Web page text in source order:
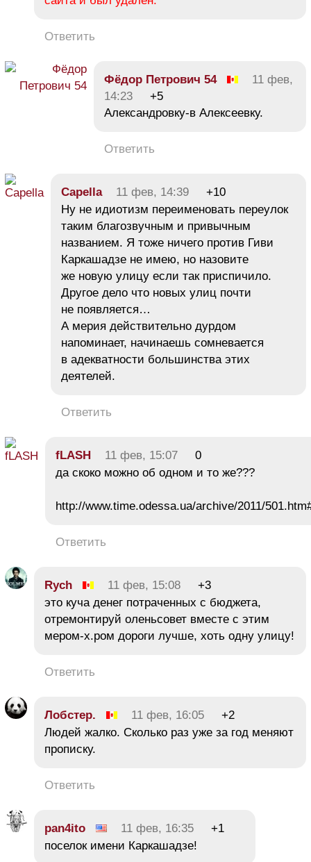
Ответить
Фёдор Петрович 54
11 фев,
14:23
+5
Александровку-в Алексеевку.
Ответить
Capella 11 фев, 14:39
+10
Ну не идиотизм переименовать переулок
таким благозвучным и привычным
названием. Я тоже ничего против Гиви
Каркашадзе не имею, но назовите
же новую улицу если так приспичило.
Другое дело что новых улиц почти
не появляется…
А мерия действительно дурдом
напоминает, начинаешь сомневается
в адекватности большинства этих
деятелей.
Ответить
fLASH 11 фев, 15:07
0
да скоко можно об одном и то же???
http://www.time.odessa.ua/archive/2011/
Ответить
Rych 11 фев, 15:08
+3
это куча денег потраченных с бюджета,
отремонтируй оленьсовет вместе с этим
мером-х.ром дороги лучше, хоть одну улицу!
Ответить
Лобстер. 11 фев, 16:05
+2
Людей жалко. Сколько раз уже за год меняют
прописку.
Ответить
pan4ito 11 фев, 16:35
+1
поселок имени Каркашадзе!